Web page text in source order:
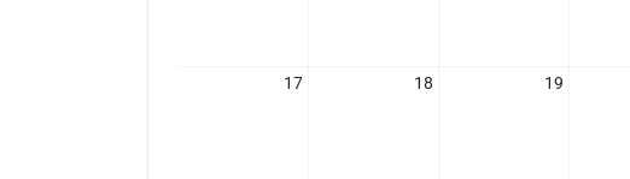
17 18 19